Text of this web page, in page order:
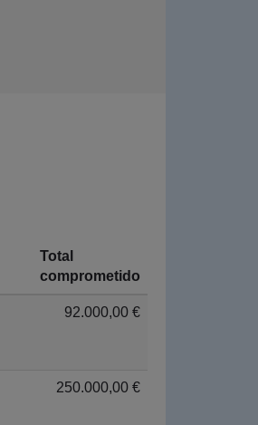
Total
comprometido
92.000,00 €
250.000,00 €